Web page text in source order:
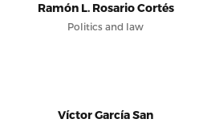
Ramón L. Rosario Cortés
Politics and law
Víctor García San